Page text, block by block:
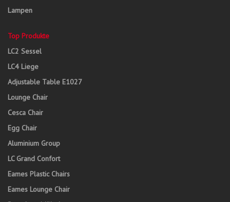
Lampen
Top Produkte
LC2 Sessel
LC4 Liege
Adjustable Table E1027
Lounge Chair
Cesca Chair
Egg Chair
Aluminium Group
LC Grand Confort
Eames Plastic Chairs
Eames Lounge Chair